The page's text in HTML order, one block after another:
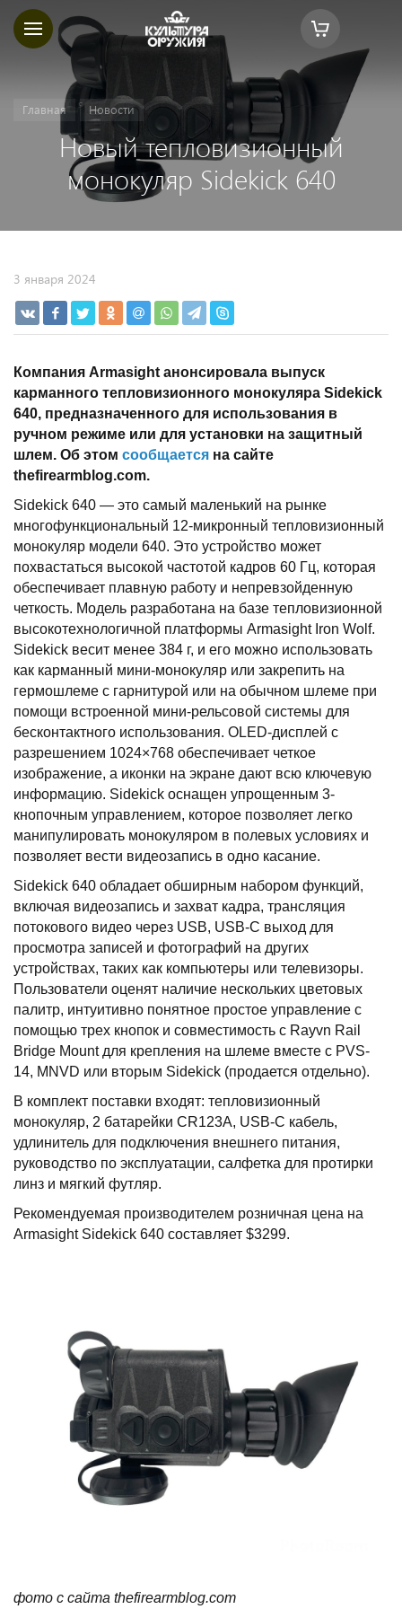
Главная Новости
Новый тепловизионный
монокуляр Sidekick 640
3 января 2024
Компания Armasight анонсировала выпуск
карманного тепловизионного монокуляра Sidekick
640, предназначенного для использования в
ручном режиме или для установки на защитный
шлем. Об этом сообщается на сайте
thefirearmblog.com.
Sidekick 640 — это самый маленький на рынке
многофункциональный 12-микронный тепловизионный
монокуляр модели 640. Это устройство может
похвастаться высокой частотой кадров 60 Гц, которая
обеспечивает плавную работу и непревзойденную
четкость. Модель разработана на базе тепловизионной
высокотехнологичной платформы Armasight Iron Wolf.
Sidekick весит менее 384 г, и его можно использовать
как карманный мини-монокуляр или закрепить на
гермошлеме с гарнитурой или на обычном шлеме при
помощи встроенной мини-рельсовой системы для
бесконтактного использования. OLED-дисплей с
разрешением 1024×768 обеспечивает четкое
изображение, а иконки на экране дают всю ключевую
информацию. Sidekick оснащен упрощенным 3-
кнопочным управлением, которое позволяет легко
манипулировать монокуляром в полевых условиях и
позволяет вести видеозапись в одно касание.
Sidekick 640 обладает обширным набором функций,
включая видеозапись и захват кадра, трансляция
потокового видео через USB, USB-C выход для
просмотра записей и фотографий на других
устройствах, таких как компьютеры или телевизоры.
Пользователи оценят наличие нескольких цветовых
палитр, интуитивно понятное простое управление с
помощью трех кнопок и совместимость с Rayvn Rail
Bridge Mount для крепления на шлеме вместе с PVS-
14, MNVD или вторым Sidekick (продается отдельно).
В комплект поставки входят: тепловизионный
монокуляр, 2 батарейки CR123A, USB-C кабель,
удлинитель для подключения внешнего питания,
руководство по эксплуатации, салфетка для протирки
линз и мягкий футляр.
Рекомендуемая производителем розничная цена на
Armasight Sidekick 640 составляет $3299.
фото с сайта thefirearmblog.com